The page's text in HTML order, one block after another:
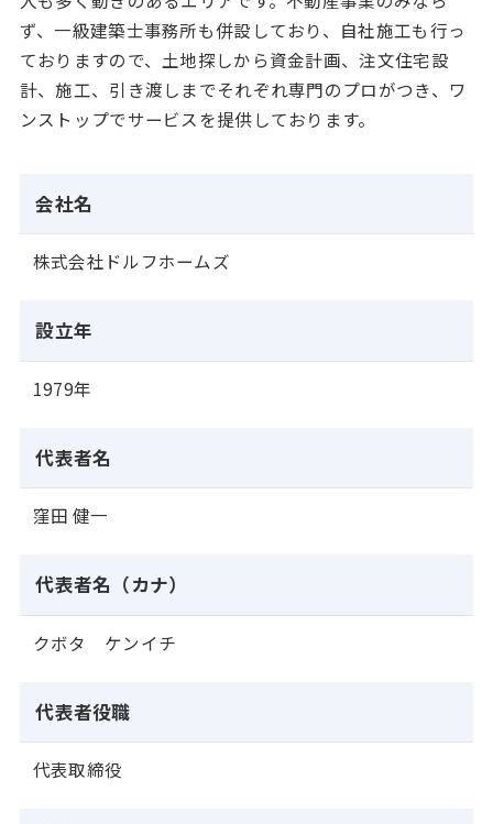
ず、一級建築士事務所も併設しており、自社施工も行っ
ておりますので、土地探しから資金計画、注文住宅設
計、施工、引き渡しまでそれぞれ専門のプロがつき、ワ
ンストップでサービスを提供しております。
会社名
株式会社ドルフホームズ
設立年
1979年
代表者名
窪田 健一
代表者名（カナ）
クボタ ケンイチ
代表者役職
代表取締役